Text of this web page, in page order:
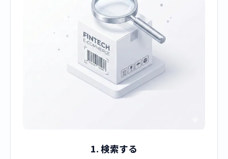
1. 検索する